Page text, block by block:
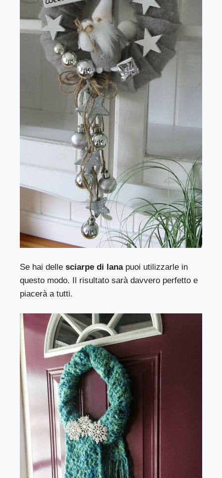
Se hai delle sciarpe di lanapuoi utilizzarle in
questo modo. Il risultato sarà davvero perfetto e
piacerà a tutti.